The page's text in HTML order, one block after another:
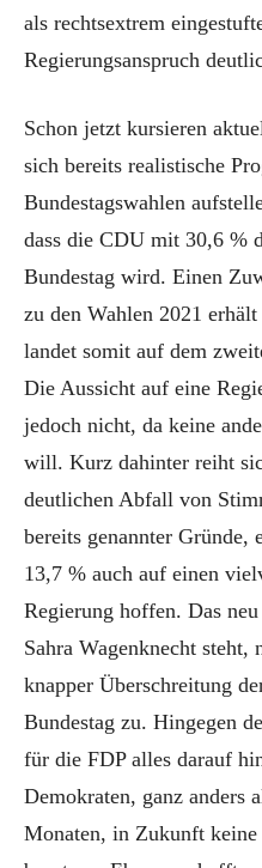
als rechtsextrem
Regierungsanspruch
Schon jetzt kursieren
sich bereits realistische
Bundestagswahlen
dass die CDU mit 30,6 %
Bundestag wird. Einen
zu den Wahlen 2021
landet somit auf dem
Die Aussicht auf eine
jedoch nicht, da keine
will. Kurz dahinter reiht
deutlichen Abfall von
bereits genannter
13,7 % auch auf einen
Regierung hoffen. Das
Sahra Wagenknecht
knapper Überschreitung
Bundestag zu. Hingegen
für die FDP alles darauf
Demokraten, ganz anders
Monaten, in Zukunft